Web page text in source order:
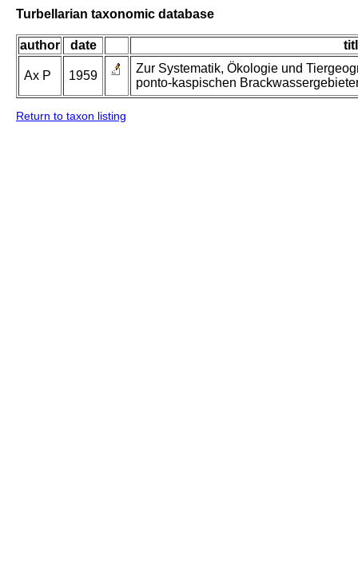
Turbellarian taxonomic database
author date
Ax P 1959
Zur Systematik, Ökologie und
ponto-kaspischen
Return to taxon listing